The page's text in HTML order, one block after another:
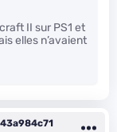
II sur PS1 et
elles n’avaient